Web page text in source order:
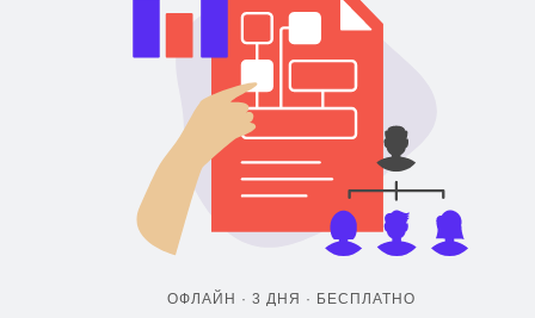
ОФЛАЙН · 3 ДНЯ · БЕСПЛАТНО